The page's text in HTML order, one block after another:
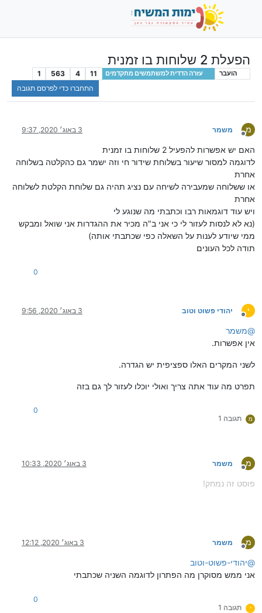
הפעלת 2 שלוחות בו זמנית
הועבר עזרה הדדית למשתמשים מתקדמים 11
4
563
1
התחברו כדי לפרסם תגובה
מ
מנותק
משמר 3 באוג׳ 2020, 9:37
האם יש אפשרות להפעיל 2 שלוחות בו זמנית
לדוגמה למסור שיעור בשלוחת שידור חי וזה ישמר גם כהקלטה בשלוחה
אחרת
או ששלוחה שמעבירה לשיחה עם נציג תהיה גם שלוחת הקלטת לשלוחה
אחרת
ויש עוד דוגמאות רבו וכתבתי מה שנוגע לי
(נא לא לנסות לעזור לי כי אני ב"ה מכיר את ההגדרות אני שואל ומבקש
ממי שיודע לענות על השאלה כפי שכתבתי אותה)
תודה לכל העונים
0
י
מנותק
יהודי פשוט וטוב 3 באוג׳ 2020, 9:56
@משמר
אין אפשרות.
לשני המקרים האלו ספציפית יש הגדרה.
תפרט מה עוד אתה צריך ואולי יוכלו לעזור לך גם בזה
מ תגובה 1
0
מ
מנותק
משמר 3 באוג׳ 2020, 10:33
פוסט זה נמחק!
מ
מנותק
משמר 3 באוג׳ 2020, 12:12
@יהודי-פשוט-וטוב
אני ממש מסוקרן מה הפתרון לדוגמה השניה שכתבתי
י תגובה 1
0